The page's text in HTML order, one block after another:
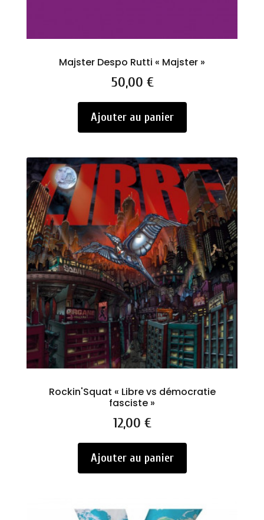
Majster Despo Rutti « Majster »
Prix
50,00 €
Ajouter au panier
Rockin'Squat « Libre vs démocratie
fasciste »
Prix
12,00 €
Ajouter au panier